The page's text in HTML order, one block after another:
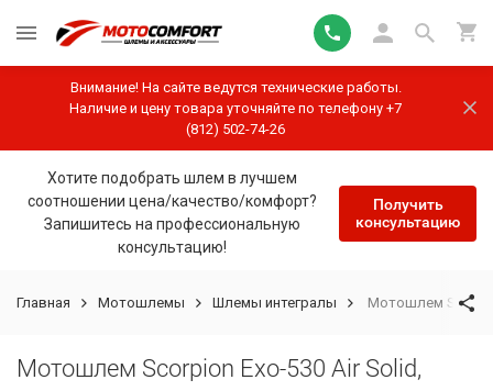
Внимание! На сайте ведутся технические работы.
Наличие и цену товара уточняйте по телефону +7
(812) 502-74-26
Хотите подобрать шлем в лучшем
соотношении цена/качество/комфорт?
Запишитесь на профессиональную
консультацию!
Получить
консультацию
Главная Мотошлемы Шлемы интегралы Мотошлем
Мотошлем Scorpion Exo-530 Air Solid,